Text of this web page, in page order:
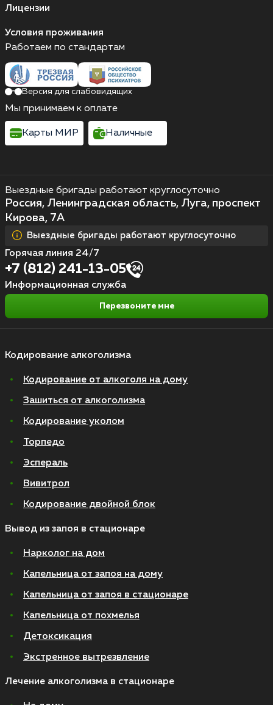
Лицензии
Условия проживания
Кодирование алкоголизма
Кодирование от алкоголя на дому
Зашиться от алкоголизма
Кодирование уколом
Торпедо
Эспераль
Вивитрол
Кодирование двойной блок
Вывод из запоя в стационаре
Нарколог на дом
Капельница от запоя на дому
Капельница от запоя в стационаре
Капельница от похмелья
Детоксикация
Экстренное вытрезвление
Лечение алкоголизма в стационаре
Выездные бригады работают круглосуточно
Россия, Ленинградская область, Луга, проспект
Кирова, 7А
Выездные бригады работают круглосуточно
Горячая линия 24/7
+7 (812) 241-13-05
Информационная служба
Перезвоните мне
Работаем по стандартам
Версия для слабовидящих
Мы принимаем к оплате
Карты МИР Наличные